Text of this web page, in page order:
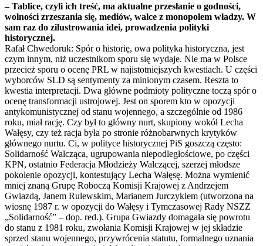
– Tablice, czyli ich treść, ma aktualne przesłanie o godności,
wolności zrzeszania się, mediów, walce z monopolem władzy. W
sam raz do zilustrowania idei, prowadzenia polityki
historycznej.
Rafał Chwedoruk: Spór o historię, owa polityka historyczna, jest
czym innym, niż uczestnikom sporu się wydaje. Nie ma w Polsce
przecież sporu o ocenę PRL w najistotniejszych kwestiach. U części
wyborców SLD są sentymenty za minionym czasem. Reszta to
kwestia interpretacji. Dwa główne podmioty polityczne toczą spór o
ocenę transformacji ustrojowej. Jest on sporem kto w opozycji
antykomunistycznej od stanu wojennego, a szczególnie od 1986
roku, miał rację. Czy był to główny nurt, skupiony wokół Lecha
Wałęsy, czy też racja była po stronie różnobarwnych krytyków
głównego nurtu. Ci, w polityce historycznej PiS goszczą często:
Solidarność Walcząca, ugrupowania niepodległościowe, po części
KPN, ostatnio Federacja Młodzieży Walczącej, szerzej młodsze
pokolenie opozycji, kontestujący Lecha Wałęsę. Można wymienić
mniej znaną Grupę Roboczą Komisji Krajowej z Andrzejem
Gwiazdą, Janem Rulewskim, Marianem Jurczykiem (utworzona na
wiosnę 1987 r. w opozycji do Wałęsy i Tymczasowej Rady NSZZ
„Solidarność” – dop. red.). Grupa Gwiazdy domagała się powrotu
do stanu z 1981 roku, zwołania Komisji Krajowej w jej składzie
sprzed stanu wojennego, przywrócenia statutu, formalnego uznania